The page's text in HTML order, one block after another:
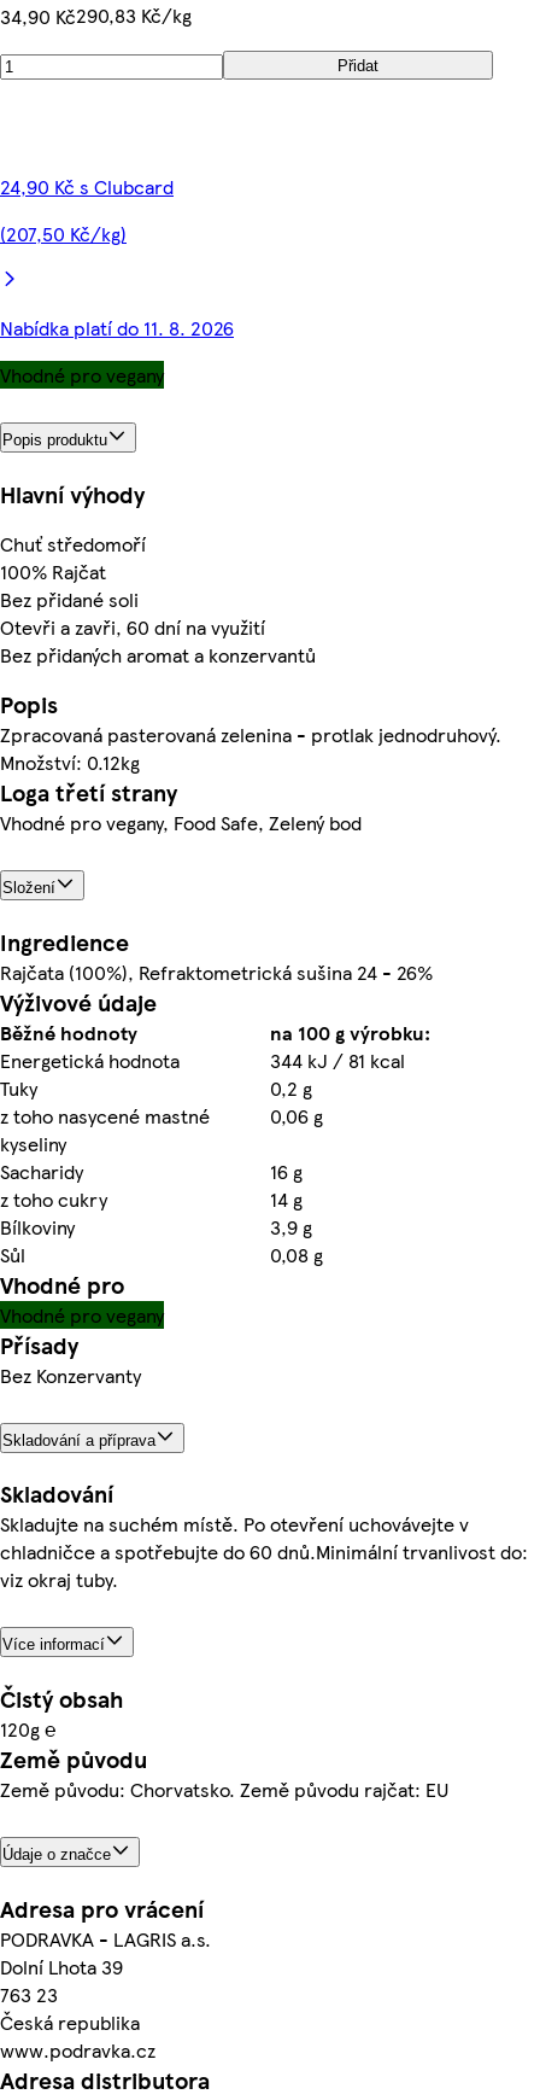
34,90 Kč290,83 Kč/kg
Přidat
24,90 Kč s Clubcard
(207,50 Kč/kg)
Nabídka platí do 11. 8. 2026
Vhodné pro vegany
Popis produktu
Hlavní výhody
Chuť středomoří
100% Rajčat
Bez přidané soli
Otevři a zavři, 60 dní na využití
Bez přidaných aromat a konzervantů
Popis
Zpracovaná pasterovaná zelenina - protlak jednodruhový.
Množství: 0.12kg
Loga třetí strany
Vhodné pro vegany, Food Safe, Zelený bod
Složení
Ingredience
Rajčata (100%), Refraktometrická sušina 24 - 26%
Výživové údaje
Běžné hodnoty
na 100 g výrobku:
Energetická hodnota
344 kJ / 81 kcal
Tuky
0,2 g
z toho nasycené mastné
kyseliny
0,06 g
Sacharidy
16 g
z toho cukry
14 g
Bílkoviny
3,9 g
Sůl
0,08 g
Vhodné pro
Vhodné pro vegany
Přísady
Bez Konzervanty
Skladování a příprava
Skladování
Skladujte na suchém místě. Po otevření uchovávejte v
chladničce a spotřebujte do 60 dnů.Minimální trvanlivost do:
viz okraj tuby.
Více informací
Čistý obsah
120g ℮
Země původu
Země původu: Chorvatsko. Země původu rajčat: EU
Údaje o značce
Adresa pro vrácení
PODRAVKA - LAGRIS a.s.
Dolní Lhota 39
763 23
Česká republika
www.podravka.cz
Adresa distributora